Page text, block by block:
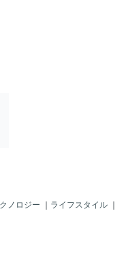
ノロジー ｜ ライフスタイル ｜